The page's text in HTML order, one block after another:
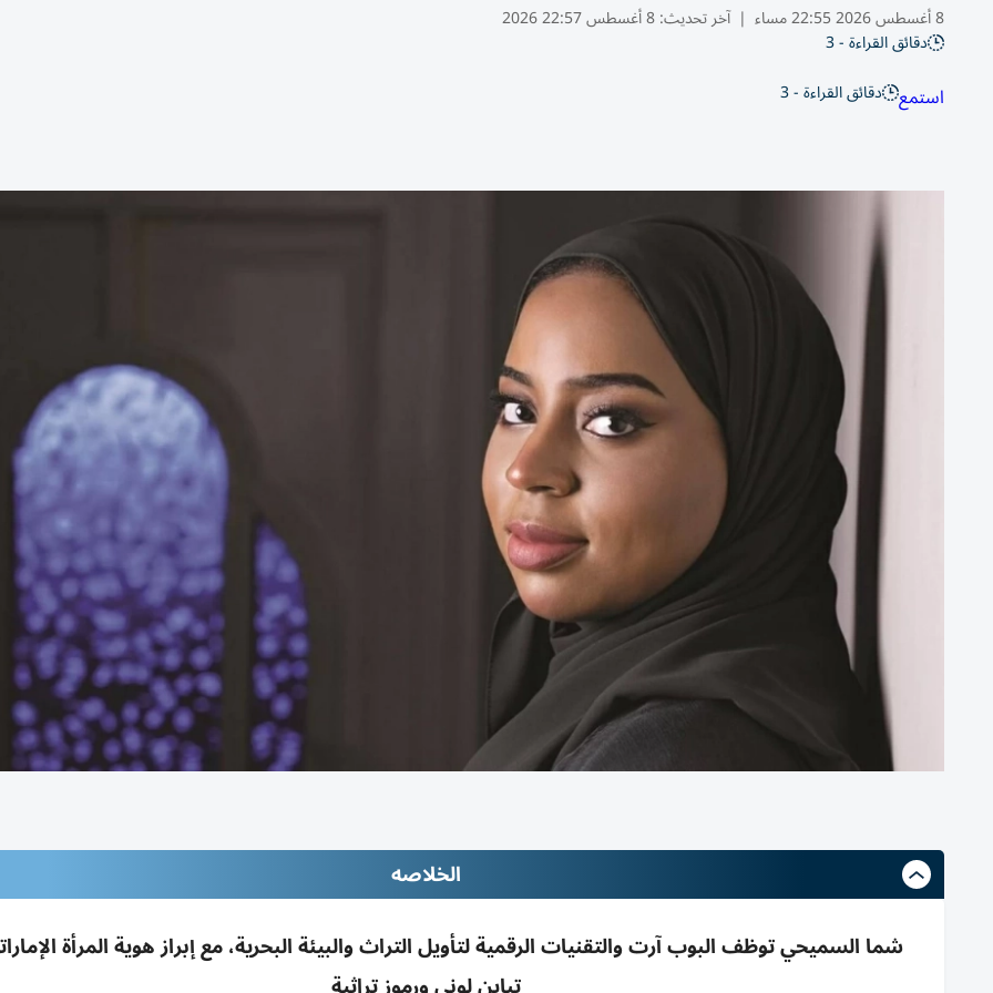
8 أغسطس 2026 22:55 مساء | آخر تحديث:8 أغسطس 22:57 2026
دقائق القراءة - 3
استمع دقائق القراءة - 3
الخلاصه
شما السميحي توظف البوب آرت والتقنيات الرقمية لتأويل التراث والبيئة البحرية، مع إبراز هوية المرأة